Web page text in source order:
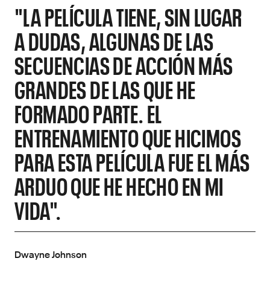
"LA PELÍCULA TIENE, SIN LUGAR
A DUDAS, ALGUNAS DE LAS
SECUENCIAS DE ACCIÓN MÁS
GRANDES DE LAS QUE HE
FORMADO PARTE. EL
ENTRENAMIENTO QUE HICIMOS
PARA ESTA PELÍCULA FUE EL MÁS
ARDUO QUE HE HECHO EN MI
VIDA".
Dwayne Johnson